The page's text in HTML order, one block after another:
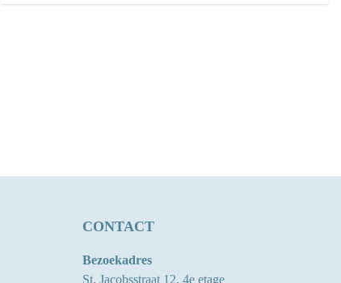
CONTACT
Bezoekadres
St. Jacobsstraat 12, 4e etage